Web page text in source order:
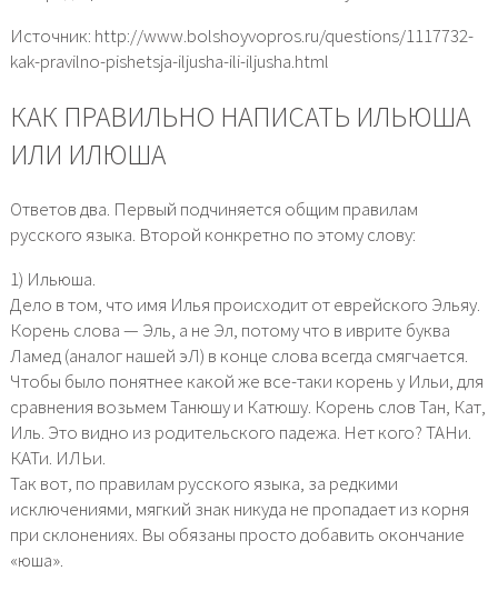
Источник: http://www.bolshoyvopros.ru/questions/1117732-
kak-pravilno-pishetsja-iljusha-ili-iljusha.html
КАК ПРАВИЛЬНО НАПИСАТЬ ИЛЬЮША
ИЛИ ИЛЮША
Ответов два. Первый подчиняется общим правилам
русского языка. Второй конкретно по этому слову:
1) Ильюша.
Дело в том, что имя Илья происходит от еврейского Эльяу.
Корень слова — Эль, а не Эл, потому что в иврите буква
Ламед (аналог нашей эЛ) в конце слова всегда смягчается.
Чтобы было понятнее какой же все-таки корень у Ильи, для
сравнения возьмем Танюшу и Катюшу. Корень слов Тан, Кат,
Иль. Это видно из родительского падежа. Нет кого? ТАНи.
КАТи. ИЛЬи.
Так вот, по правилам русского языка, за редкими
исключениями, мягкий знак никуда не пропадает из корня
при склонениях. Вы обязаны просто добавить окончание
«юша».